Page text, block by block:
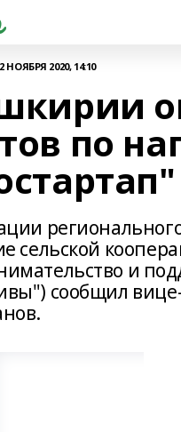
2 НОЯБРЯ 2020, 14:10
по
сельской
и
сообщил